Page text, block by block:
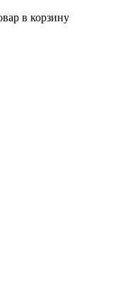
в корзину